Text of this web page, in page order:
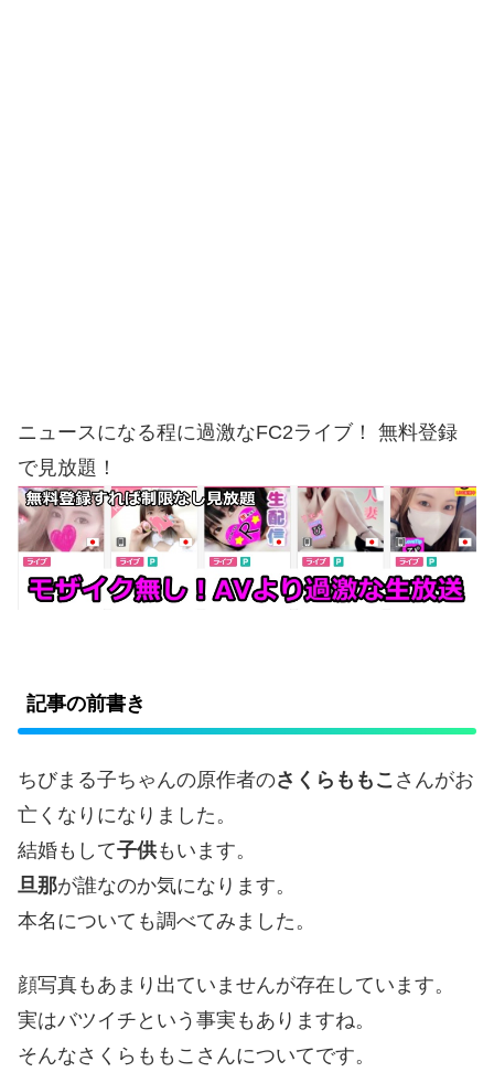
ニュースになる程に過激なFC2ライブ！ 無料登録
で見放題！
記事の前書き
ちびまる子ちゃんの原作者のさくらももこ さんがお
亡くなりになりました。
結婚もして子供もいます。
旦那が誰なのか気になります。
本名についても調べてみました。
顔写真もあまり出ていませんが存在しています。
実はバツイチという事実もありますね。
そんなさくらももこさんについてです。